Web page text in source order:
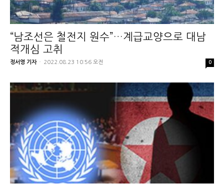
“남조선은 철전지 원수”…계급교양으로 대남
적개심 고취
정서영 기자 - 2022.08.23 10:56 오전 0